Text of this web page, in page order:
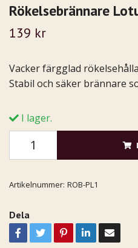
Rökelsebrännare
139 kr
Vacker färgglad
Stabil och säker brännare
I lager.
Artikelnummer: ROB-PL1
Dela